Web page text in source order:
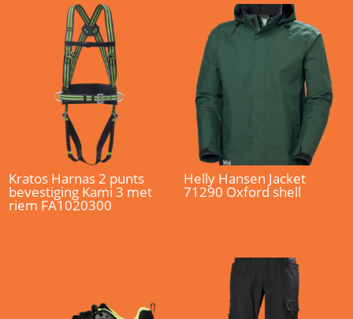
Kratos Harnas 2 punts
bevestiging Kami 3 met
riem FA1020300
Helly Hansen Jacket
71290 Oxford shell